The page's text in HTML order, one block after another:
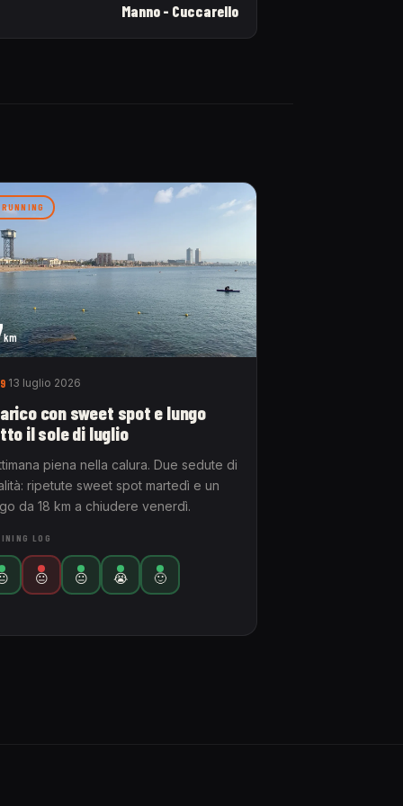
Manno - Cuccarello
km
RUNNING
13 luglio 2026
con sweet spot e lungo
il sole di luglio
piena nella calura. Due sedute di
ripetute sweet spot martedì e un
da 18 km a chiudere venerdì.
LOG
😐 😐 😭 🙂